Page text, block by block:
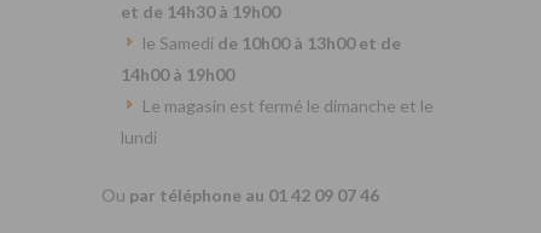
et de 14h30 à 19h00
le Samedi de 10h00 à 13h00 et de
14h00 à 19h00
Le magasin est fermé le dimanche et le
lundi
Ou par téléphone au 01 42 09 07 46